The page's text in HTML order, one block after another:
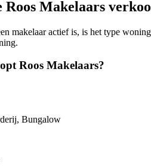
Roos Makelaars
makelaar actief is, is het type
Roos Makelaars?
Bungalow